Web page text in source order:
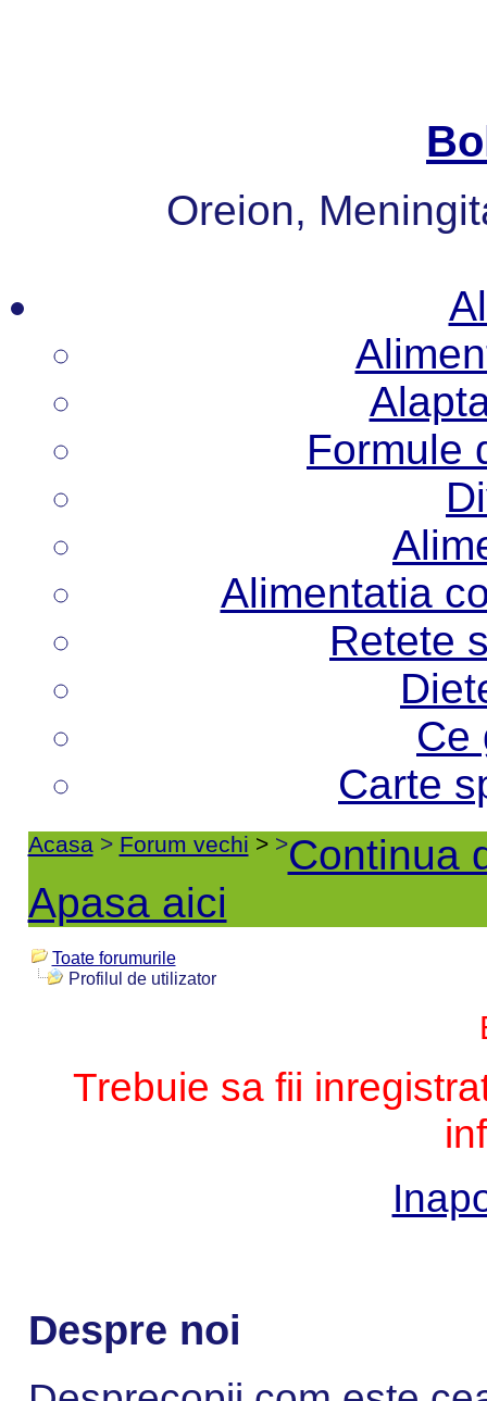
Oreion,
Formule
Alimentatia
Retete
Ce
Carte
Acasa> Forum vechi > >Continua
Apasa aici
Toate forumurile
Profilul de utilizator
Trebuie sa fii
Despre noi